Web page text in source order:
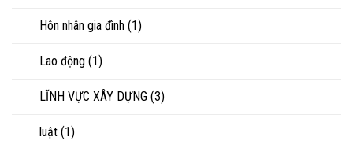
Hôn nhân gia đình (1)
Lao động (1)
LĨNH VỰC XÂY DỰNG (3)
luật (1)